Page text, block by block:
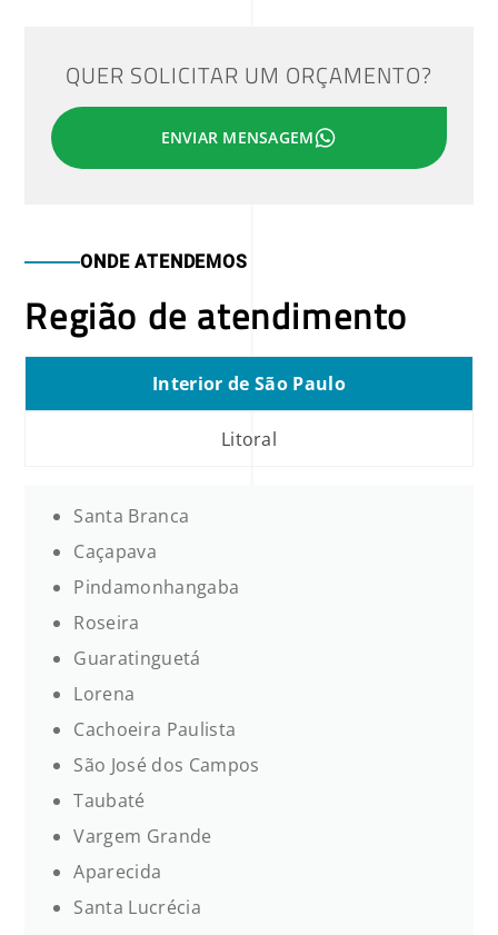
QUER SOLICITAR UM ORÇAMENTO?
ENVIAR MENSAGEM
ONDE ATENDEMOS
Região de atendimento
Interior de São Paulo
Litoral
Santa Branca
Caçapava
Pindamonhangaba
Roseira
Guaratinguetá
Lorena
Cachoeira Paulista
São José dos Campos
Taubaté
Vargem Grande
Aparecida
Santa Lucrécia